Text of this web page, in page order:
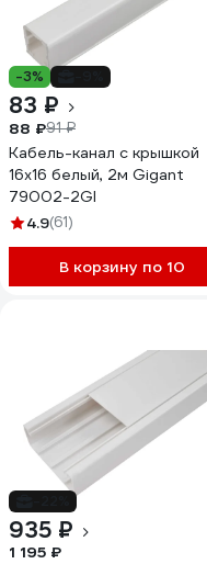
-3%
83 ₽
88 ₽91 ₽
Кабель-канал с крышкой
16х16 белый, 2м Gigant
79002-2GI
4.9(61)
В корзину по 10
935 ₽
1 195 ₽